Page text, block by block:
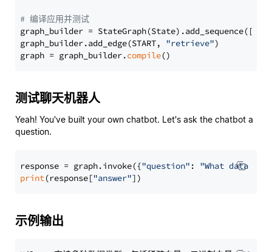
# 编译应用并测试
graph_builder =
graph_builder.add_edge(START, "retrieve")
graph = graph_builder.compile
测试聊天机器人
Yeah! You've built your own chatbot. Let's ask the chatbot a
question.
response = graph.invoke({"question" : "What data
print(response["answer"
示例输出